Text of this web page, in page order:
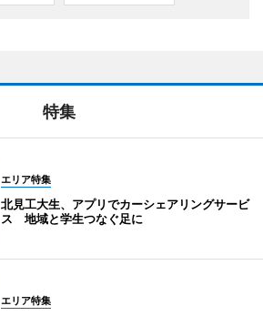
特集
エリア特集
北見工大生、アプリでカーシェアリングサービ
ス 地域と学生つなぐ足に
エリア特集